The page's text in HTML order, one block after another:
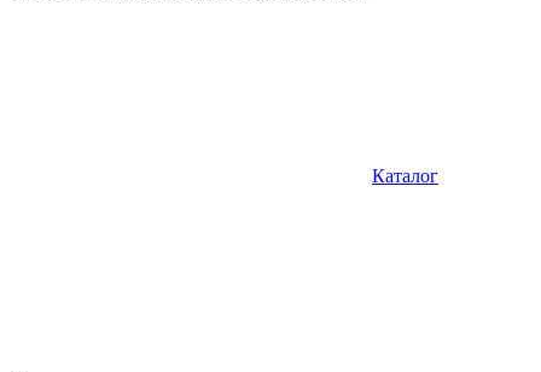
Каталог